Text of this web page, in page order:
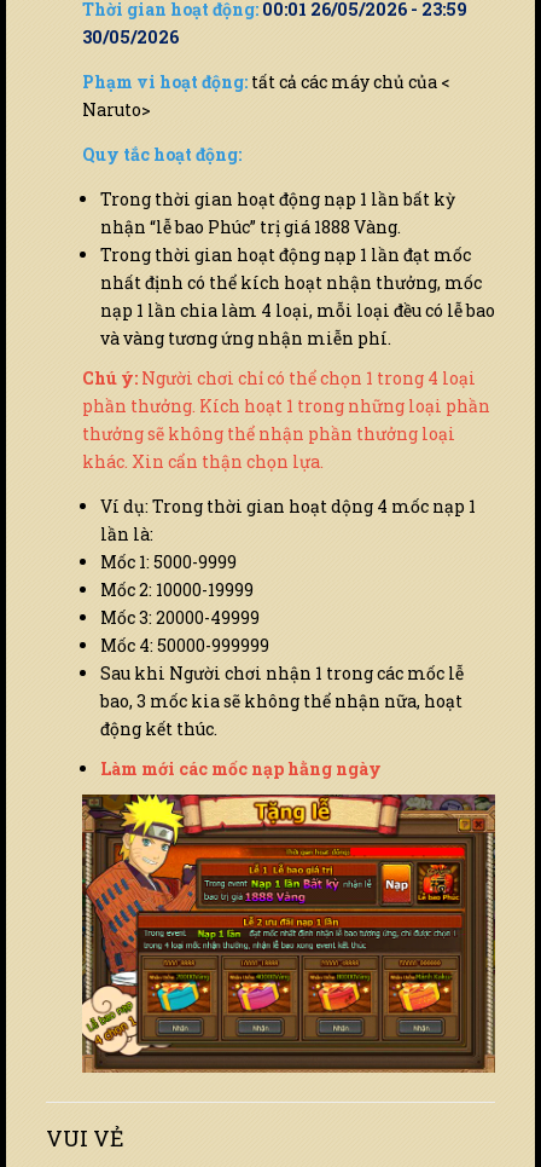
Thời gian hoạt động: 00:01 26/05/2026 - 23:59
30/05/2026
Phạm vi hoạt động: tất cả các máy chủ của <
Naruto>
Quy tắc hoạt động:
Trong thời gian hoạt động nạp 1 lần bất kỳ
nhận “lễ bao Phúc” trị giá 1888 Vàng.
Trong thời gian hoạt động nạp 1 lần đạt mốc
nhất định có thể kích hoạt nhận thưởng, mốc
nạp 1 lần chia làm 4 loại, mỗi loại đều có lễ bao
và vàng tương ứng nhận miễn phí.
Chú ý: Người chơi chỉ có thể chọn 1 trong 4 loại
phần thưởng. Kích hoạt 1 trong những loại phần
thưởng sẽ không thể nhận phần thưởng loại
khác. Xin cẩn thận chọn lựa.
Ví dụ: Trong thời gian hoạt dộng 4 mốc nạp 1
lần là:
Mốc 1: 5000-9999
Mốc 2: 10000-19999
Mốc 3: 20000-49999
Mốc 4: 50000-999999
Sau khi Người chơi nhận 1 trong các mốc lễ
bao, 3 mốc kia sẽ không thể nhận nữa, hoạt
động kết thúc.
Làm mới các mốc nạp hằng ngày
VUI VẺ